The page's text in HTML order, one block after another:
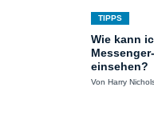
TIPPS
Wie kann
einsehen?
Von Harry